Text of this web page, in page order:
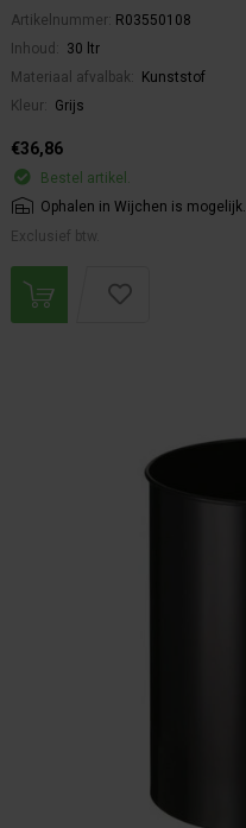
Artikelnummer: R03550108
Inhoud:
30 ltr
Materiaal afvalbak:
Kunststof
Kleur:
Grijs
€36,86
Bestel artikel.
Ophalen in Wijchen is mogelijk.
Exclusief btw.